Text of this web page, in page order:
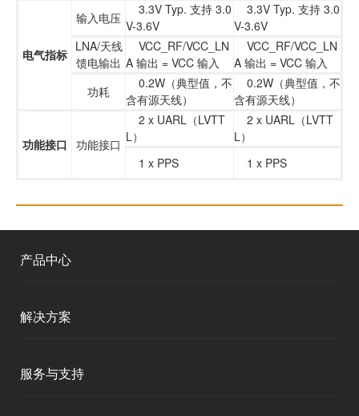
电气指标
输入电压
3.3V Typ. 支持 3.0
V-3.6V
3.3V Typ. 支持 3.0
V-3.6V
LNA/天线
馈电输出
VCC_RF/VCC_LN
A 输出 = VCC 输入
VCC_RF/VCC_LN
A 输出 = VCC 输入
功耗
0.2W（典型值，不
含有源天线）
0.2W（典型值，不
含有源天线）
功能接口 功能接口
2 x UARL（LVTT
L）
2 x UARL（LVTT
L）
1 x PPS
1 x PPS
产品中心
解决方案
服务与支持